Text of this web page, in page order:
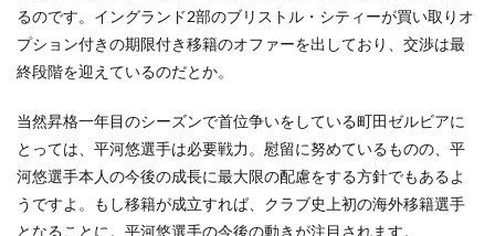
るのです。イングランド2部のブリストル・シティーが買い取りオ
プション付きの期限付き移籍のオファーを出しており、交渉は最
終段階を迎えているのだとか。
当然昇格一年目のシーズンで首位争いをしている町田ゼルビアに
とっては、平河悠選手は必要戦力。慰留に努めているものの、平
河悠選手本人の今後の成長に最大限の配慮をする方針でもあるよ
うですよ。もし移籍が成立すれば、クラブ史上初の海外移籍選手
となることに。平河悠選手の今後の動きが注目されます。